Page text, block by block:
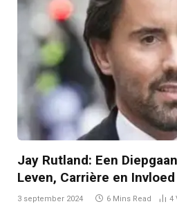
Jay Rutland: Een
Leven, Carrière en Invloed
3 september 2024 6 Mins Read 4